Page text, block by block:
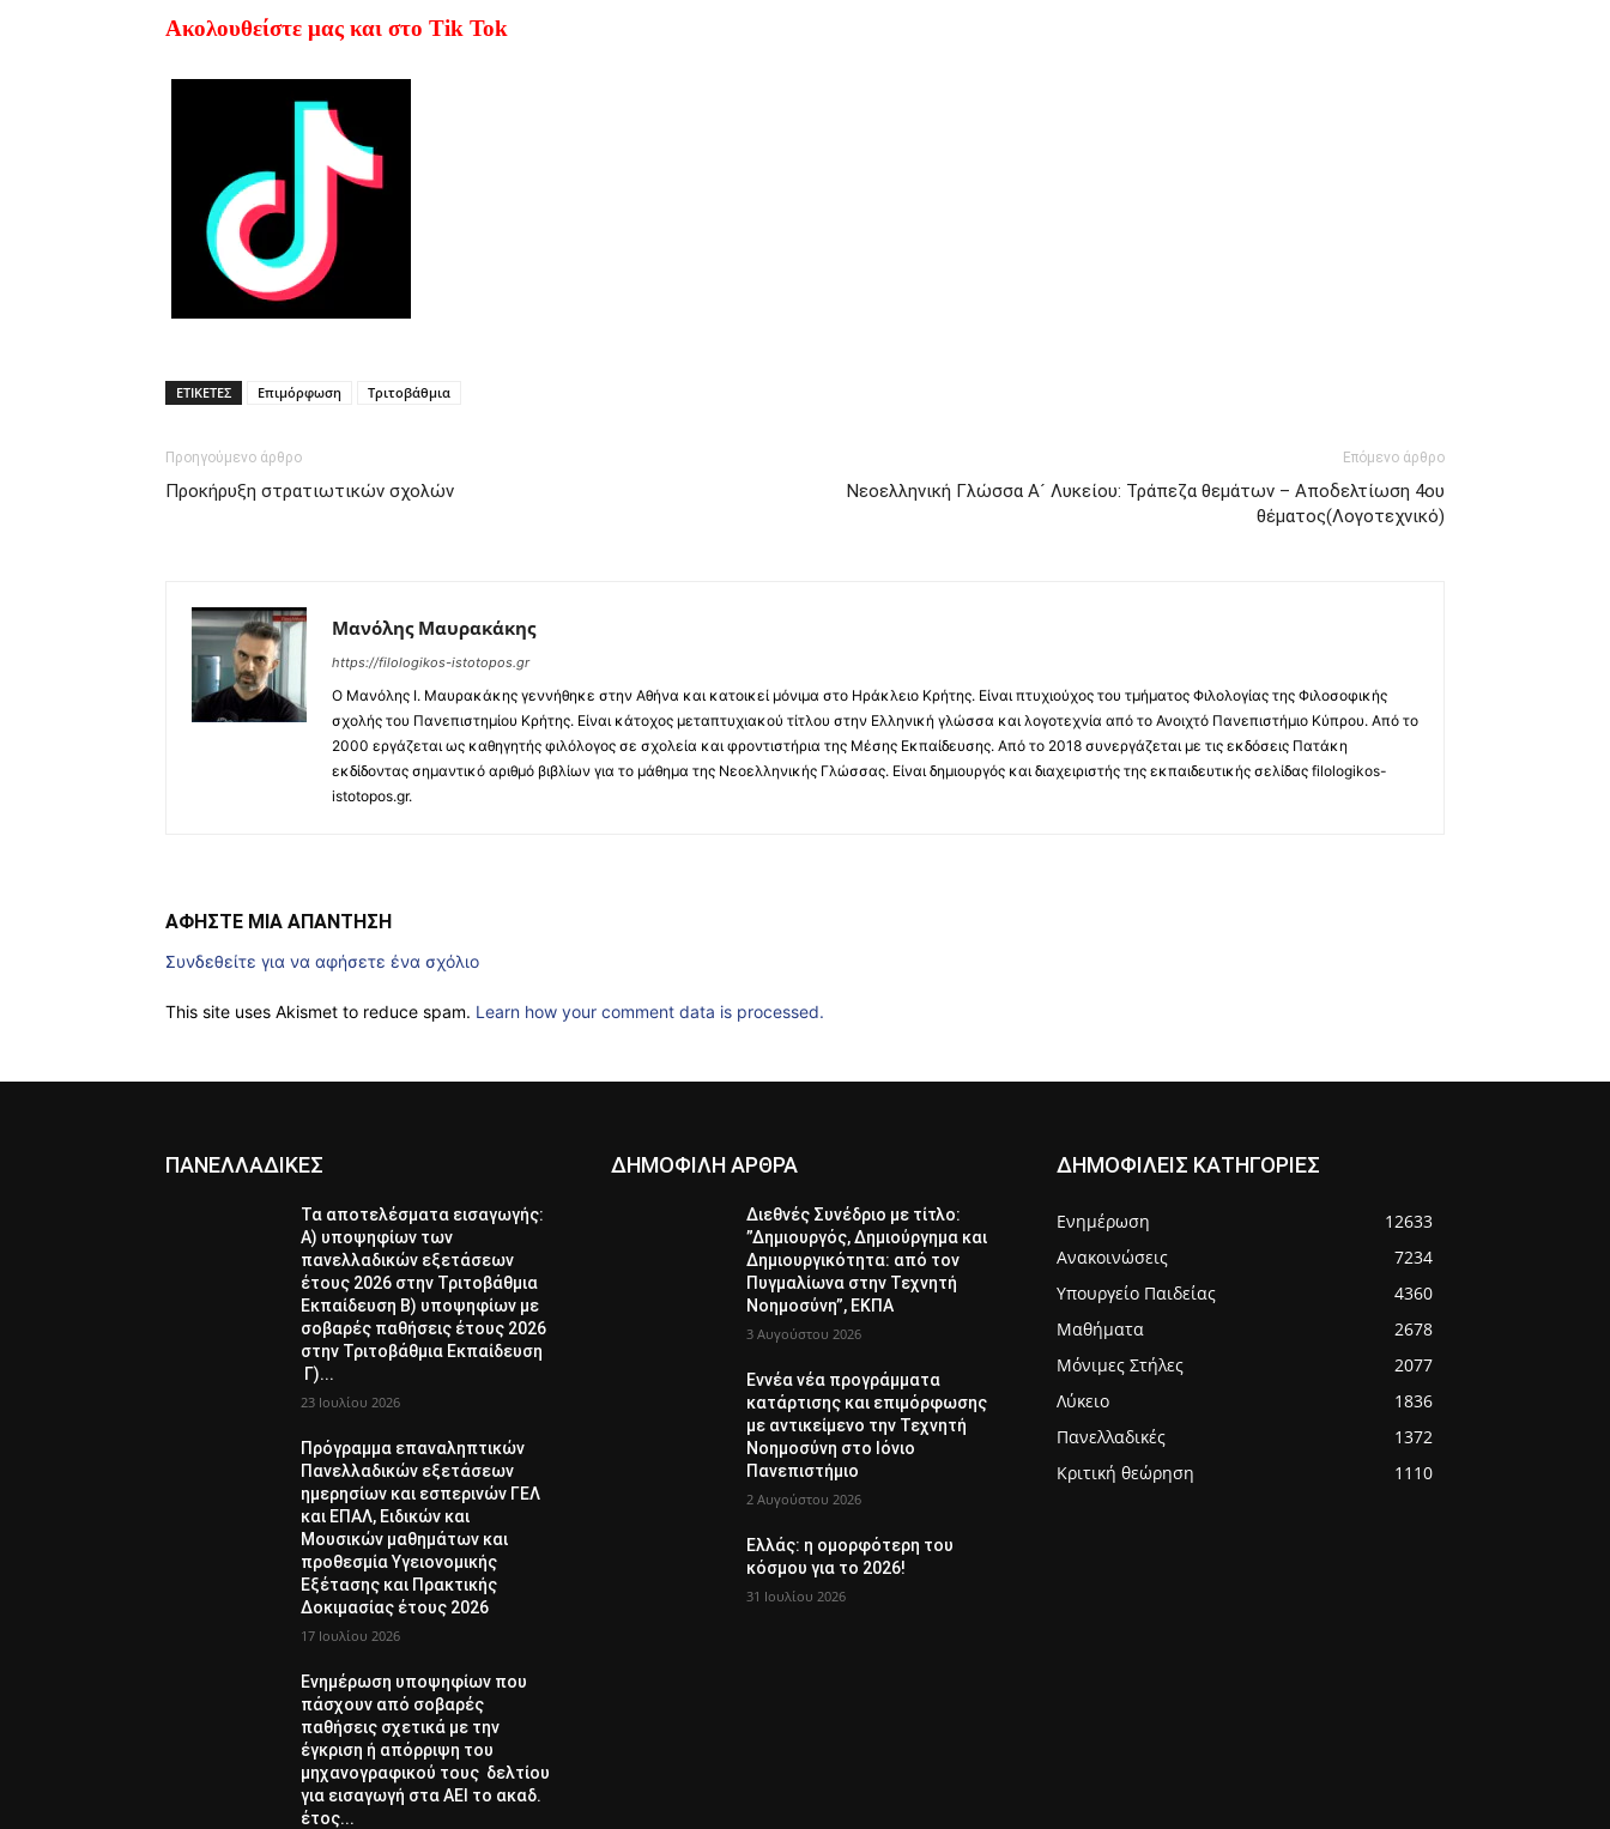
Ακολουθείστε μας και στο Tik Tok
ΕΤΙΚΕΤΕΣ Επιμόρφωση Τριτοβάθμια
Προηγούμενο άρθρο
Προκήρυξη στρατιωτικών σχολών
Επόμενο άρθρο
Νεοελληνική Γλώσσα Α´ Λυκείου: Τράπεζα θεμάτων – Αποδελτίωση 4ου
θέματος(Λογοτεχνικό)
Μανόλης Μαυρακάκης
https://filologikos-istotopos.gr
Ο Μανόλης I. Μαυρακάκης γεννήθηκε στην Αθήνα και κατοικεί μόνιμα στο Ηράκλειο Κρήτης. Είναι πτυχιούχος του τμήματος Φιλολογίας της Φιλοσοφικής
σχολής του Πανεπιστημίου Κρήτης. Είναι κάτοχος μεταπτυχιακού τίτλου στην Ελληνική γλώσσα και λογοτεχνία από το Ανοιχτό Πανεπιστήμιο Κύπρου. Από το
2000 εργάζεται ως καθηγητής φιλόλογος σε σχολεία και φροντιστήρια της Μέσης Εκπαίδευσης. Από το 2018 συνεργάζεται με τις εκδόσεις Πατάκη
εκδίδοντας σημαντικό αριθμό βιβλίων για το μάθημα της Νεοελληνικής Γλώσσας. Είναι δημιουργός και διαχειριστής της εκπαιδευτικής σελίδας filologikos-
istotopos.gr.
ΑΦΗΣΤΕ ΜΙΑ ΑΠΑΝΤΗΣΗ
Συνδεθείτε για να αφήσετε ένα σχόλιο
This site uses Akismet to reduce spam. Learn how your comment data is processed.
ΠΑΝΕΛΛΑΔΙΚΕΣ
Τα αποτελέσματα εισαγωγής:
Α) υποψηφίων των
πανελλαδικών εξετάσεων
έτους 2026 στην Τριτοβάθμια
Εκπαίδευση Β) υποψηφίων με
σοβαρές παθήσεις έτους 2026
στην Τριτοβάθμια Εκπαίδευση
Γ)...
23 Ιουλίου 2026
Πρόγραμμα επαναληπτικών
Πανελλαδικών εξετάσεων
ημερησίων και εσπερινών ΓΕΛ
και ΕΠΑΛ, Ειδικών και
Μουσικών μαθημάτων και
προθεσμία Υγειονομικής
Εξέτασης και Πρακτικής
Δοκιμασίας έτους 2026
17 Ιουλίου 2026
Ενημέρωση υποψηφίων που
πάσχουν από σοβαρές
παθήσεις σχετικά με την
έγκριση ή απόρριψη του
μηχανογραφικού τους δελτίου
για εισαγωγή στα ΑΕΙ το ακαδ.
έτος...
ΔΗΜΟΦΙΛΗ ΑΡΘΡΑ
Διεθνές Συνέδριο με τίτλο:
”Δημιουργός, Δημιούργημα και
Δημιουργικότητα: από τον
Πυγμαλίωνα στην Τεχνητή
Νοημοσύνη”, ΕΚΠΑ
3 Αυγούστου 2026
Εννέα νέα προγράμματα
κατάρτισης και επιμόρφωσης
με αντικείμενο την Τεχνητή
Νοημοσύνη στο Ιόνιο
Πανεπιστήμιο
2 Αυγούστου 2026
Ελλάς: η ομορφότερη του
κόσμου για το 2026!
31 Ιουλίου 2026
ΔΗΜΟΦΙΛΕΙΣ ΚΑΤΗΓΟΡΙΕΣ
Ενημέρωση
12633
Ανακοινώσεις
7234
Υπουργείο Παιδείας
4360
Μαθήματα
2678
Μόνιμες Στήλες
2077
Λύκειο
1836
Πανελλαδικές
1372
Κριτική θεώρηση
1110